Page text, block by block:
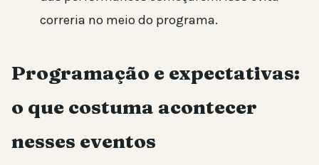
correria no meio do programa.
Programação e expectativas:
o que costuma acontecer
nesses eventos